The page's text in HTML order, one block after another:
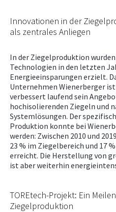
Innovationen in der
als zentrales Anliegen
In der Ziegelproduktion
Technologien in den letzten
Energieeinsparungen erzielt.
Unternehmen Wienerberger
verbessert laufend sein
hochisolierenden Ziegeln und
Systemlösungen. Der
Produktion konnte bei
werden: Zwischen 2010 und
23 % im Ziegelbereich und 17
erreicht. Die Herstellung von
ist aber weiterhin
TOREtech-Projekt: Ein
Ziegelproduktion